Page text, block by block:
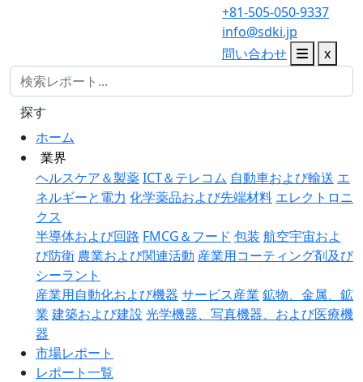
+81-505-050-9337
info@sdki.jp
問い合わせ
x
ホーム
業界
ヘルスケア＆製薬ICT＆テレコム 自動車および輸送 エ
ネルギーと電力 化学薬品および先端材料 エレクトロニ
クス
半導体および回路 FMCG＆フード 包装 航空宇宙およ
び防衛 農業および関連活動 産業用コーティング剤及び
シーラント
産業用自動化および機器 サービス産業 鉱物、金属、鉱
業 建築および建設 光学機器、写真機器、および医療機
器
市場レポート
レポート一覧
探す